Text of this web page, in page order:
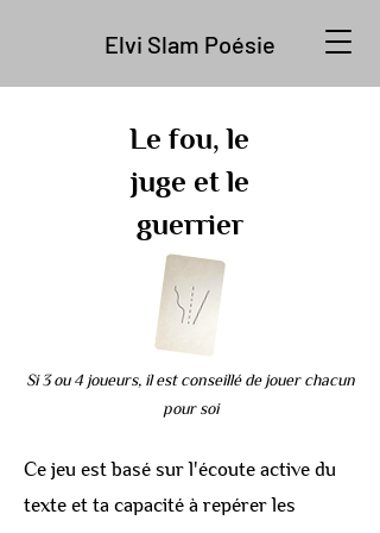
Elvi Slam Poésie
Le fou, le
juge et le
guerrier
Si 3 ou 4 joueurs, il est conseillé de jouer chacun
pour soi
Ce jeu est basé sur l'écoute active du
texte et ta capacité à repérer les